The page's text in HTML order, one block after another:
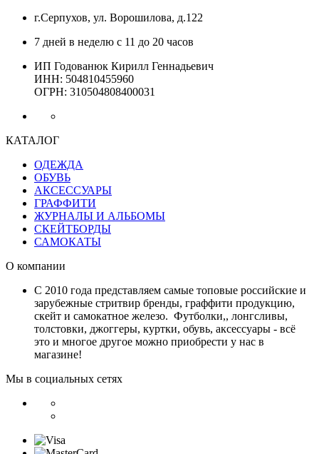
г.Серпухов, ул. Ворошилова, д.122
7 дней в неделю с 11 до 20 часов
ИП Годованюк Кирилл Геннадьевич
ИНН: 504810455960
ОГРН: 310504808400031
КАТАЛОГ
ОДЕЖДА
ОБУВЬ
АКСЕССУАРЫ
ГРАФФИТИ
ЖУРНАЛЫ И АЛЬБОМЫ
СКЕЙТБОРДЫ
САМОКАТЫ
О компании
С 2010 года представляем самые топовые российские и
зарубежные стритвир бренды, граффити продукцию,
скейт и самокатное железо. Футболки,, лонгсливы,
толстовки, джоггеры, куртки, обувь, аксессуары - всё
это и многое другое можно приобрести у нас в
магазине!
Мы в социальных сетях